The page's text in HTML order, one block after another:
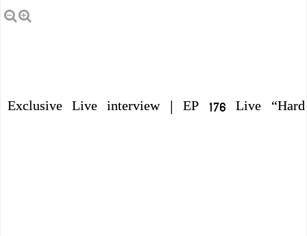
Exclusive Live interview | EP 176 Live